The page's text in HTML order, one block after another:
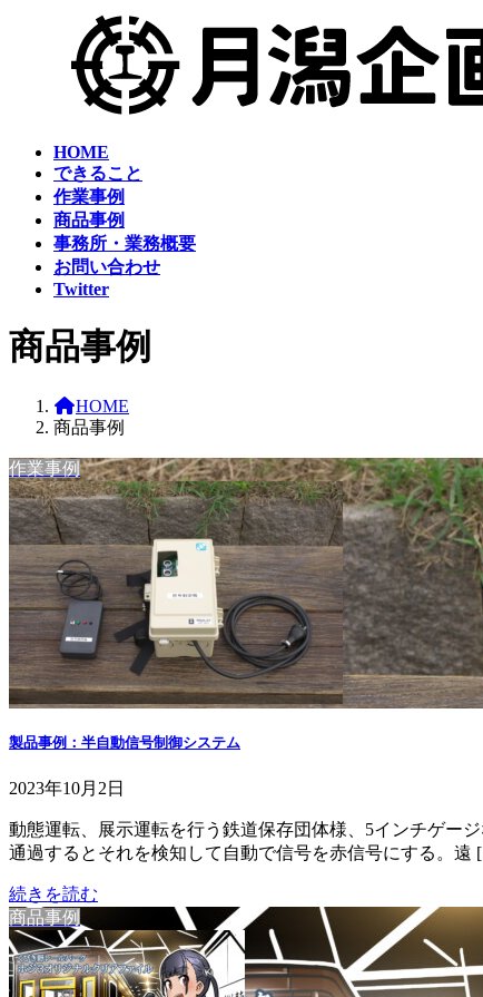
HOME
できること
作業事例
商品事例
事務所・業務概要
お問い合わせ
Twitter
商品事例
HOME
商品事例
作業事例
製品事例：半自動信号制御システム
2023年10月2日
動態運転、展示運転を行う鉄道保存団体様、5インチゲー
通過するとそれを検知して自動で信号を赤信号にする。
続きを読む
商品事例